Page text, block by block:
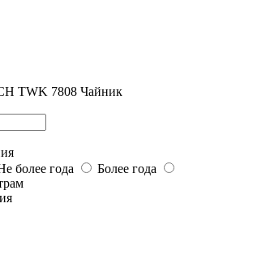
TWK 7808 Чайник
более года
Более года